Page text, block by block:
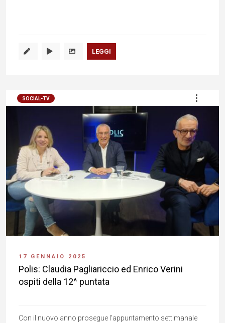
LEGGI
SOCIAL-TV
17 GENNAIO 2025
Polis: Claudia Pagliariccio ed Enrico Verini
ospiti della 12^ puntata
Con il nuovo anno prosegue l'appuntamento settimanale